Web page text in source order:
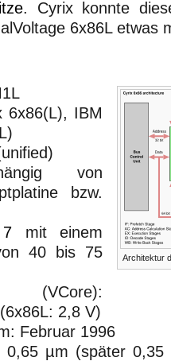
. Cyrix konnte
6x86L etwas
Architektur
6x86(L), IBM
von
bzw.
mit einem
40 bis 75
(VCore):
2,8 V)
Februar 1996
0,65 µm (später